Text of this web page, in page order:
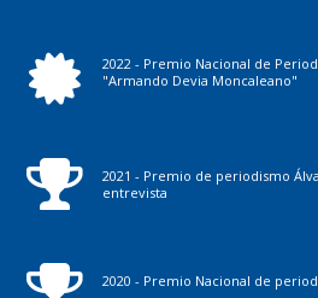
2022 - Premio Nacional de
"Armando Devia Moncaleano"
2021 - Premio de periodismo
entrevista
2020 - Premio Nacional de